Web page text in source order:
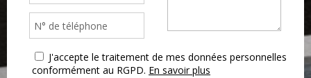
J'accepte le traitement de mes données personnelles
conformément au RGPD. En savoir plus